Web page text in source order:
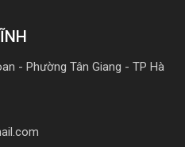
- Phường Tân Giang - TP Hà